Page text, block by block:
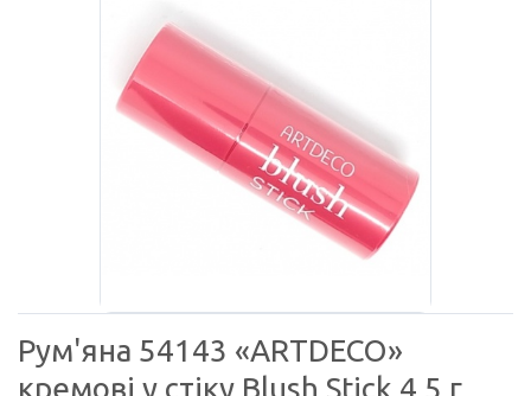
Рум'яна 54143 «ARTDECO»
кремові у стіку Blush Stick 4 5 г